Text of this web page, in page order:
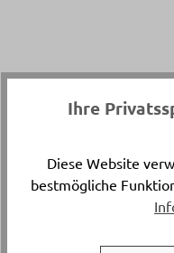
Ihre
Diese Website
bestmögliche